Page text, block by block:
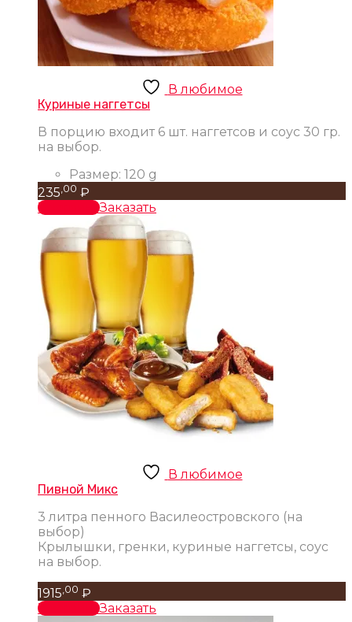
В любимое
Куриные наггетсы
В порцию входит 6 шт. наггетсов и соус 30 гр.
на выбор.
Размер: 120 g
235 ,00 ₽
В корзинуЗаказать
В любимое
Пивной Микс
3 литра пенного Василеостровского (на
выбор)
Крылышки, гренки, куриные наггетсы, соус
на выбор.
1915 ,00 ₽
В корзинуЗаказать